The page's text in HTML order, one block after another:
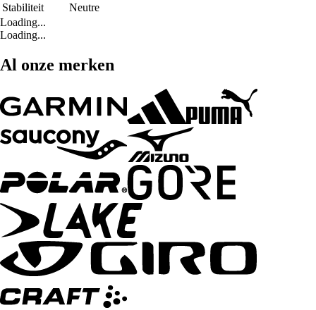
Stabiliteit
Neutre
Loading...
Loading...
Al onze merken